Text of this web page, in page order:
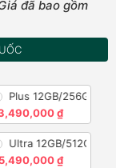
đã bao gồm
Plus 12GB/256GB
₫
Ultra 12GB/512GB
₫